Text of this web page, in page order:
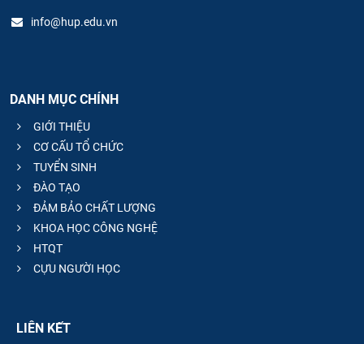
info@hup.edu.vn
DANH MỤC CHÍNH
GIỚI THIỆU
CƠ CẤU TỔ CHỨC
TUYỂN SINH
ĐÀO TẠO
ĐẢM BẢO CHẤT LƯỢNG
KHOA HỌC CÔNG NGHỆ
HTQT
CỰU NGƯỜI HỌC
LIÊN KẾT